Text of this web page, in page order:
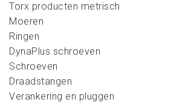
Torx producten metrisch
Moeren
Ringen
DynaPlus schroeven
Schroeven
Draadstangen
Verankering en pluggen